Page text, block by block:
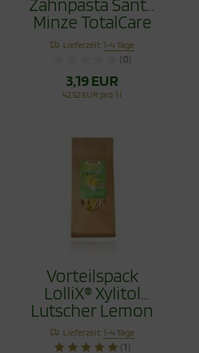
Zahnpasta Sante
Minze TotalCare
75ml
Lieferzeit:1-4 Tage
(0)
3,19 EUR
42,52 EUR pro 1 l
Vorteilspack
LolliX® Xylitol
Lutscher Lemon
Zitrone 100g
Lieferzeit:1-4 Tage
(1)